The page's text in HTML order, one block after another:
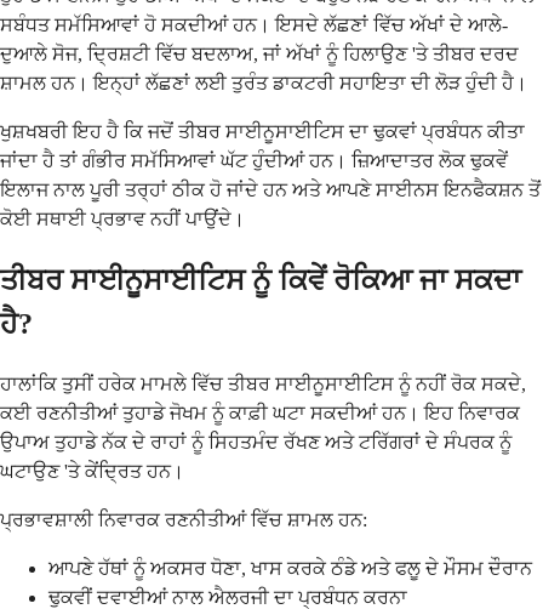
ਸਬੰਧਤ ਸਮੱਸਿਆਵਾਂ ਹੋ ਸਕਦੀਆਂ ਹਨ। ਇਸਦੇ ਲੱਛਣਾਂ ਵਿੱਚ ਅੱਖਾਂ ਦੇ ਆਲੇ-
ਦੁਆਲੇ ਸੋਜ, ਦ੍ਰਿਸ਼ਟੀ ਵਿੱਚ ਬਦਲਾਅ, ਜਾਂ ਅੱਖਾਂ ਨੂੰ ਹਿਲਾਉਣ 'ਤੇ ਤੀਬਰ ਦਰਦ
ਸ਼ਾਮਲ ਹਨ। ਇਨ੍ਹਾਂ ਲੱਛਣਾਂ ਲਈ ਤੁਰੰਤ ਡਾਕਟਰੀ ਸਹਾਇਤਾ ਦੀ ਲੋੜ ਹੁੰਦੀ ਹੈ।
ਖੁਸ਼ਖਬਰੀ ਇਹ ਹੈ ਕਿ ਜਦੋਂ ਤੀਬਰ ਸਾਈਨੂਸਾਈਟਿਸ ਦਾ ਢੁਕਵਾਂ ਪ੍ਰਬੰਧਨ ਕੀਤਾ
ਜਾਂਦਾ ਹੈ ਤਾਂ ਗੰਭੀਰ ਸਮੱਸਿਆਵਾਂ ਘੱਟ ਹੁੰਦੀਆਂ ਹਨ। ਜ਼ਿਆਦਾਤਰ ਲੋਕ ਢੁਕਵੇਂ
ਇਲਾਜ ਨਾਲ ਪੂਰੀ ਤਰ੍ਹਾਂ ਠੀਕ ਹੋ ਜਾਂਦੇ ਹਨ ਅਤੇ ਆਪਣੇ ਸਾਈਨਸ ਇਨਫੈਕਸ਼ਨ ਤੋਂ
ਕੋਈ ਸਥਾਈ ਪ੍ਰਭਾਵ ਨਹੀਂ ਪਾਉਂਦੇ।
ਤੀਬਰ ਸਾਈਨੂਸਾਈਟਿਸ ਨੂੰ ਕਿਵੇਂ ਰੋਕਿਆ ਜਾ ਸਕਦਾ
ਹੈ?
ਹਾਲਾਂਕਿ ਤੁਸੀਂ ਹਰੇਕ ਮਾਮਲੇ ਵਿੱਚ ਤੀਬਰ ਸਾਈਨੂਸਾਈਟਿਸ ਨੂੰ ਨਹੀਂ ਰੋਕ ਸਕਦੇ,
ਕਈ ਰਣਨੀਤੀਆਂ ਤੁਹਾਡੇ ਜੋਖਮ ਨੂੰ ਕਾਫ਼ੀ ਘਟਾ ਸਕਦੀਆਂ ਹਨ। ਇਹ ਨਿਵਾਰਕ
ਉਪਾਅ ਤੁਹਾਡੇ ਨੱਕ ਦੇ ਰਾਹਾਂ ਨੂੰ ਸਿਹਤਮੰਦ ਰੱਖਣ ਅਤੇ ਟਰਿੱਗਰਾਂ ਦੇ ਸੰਪਰਕ ਨੂੰ
ਘਟਾਉਣ 'ਤੇ ਕੇਂਦ੍ਰਿਤ ਹਨ।
ਪ੍ਰਭਾਵਸ਼ਾਲੀ ਨਿਵਾਰਕ ਰਣਨੀਤੀਆਂ ਵਿੱਚ ਸ਼ਾਮਲ ਹਨ:
ਆਪਣੇ ਹੱਥਾਂ ਨੂੰ ਅਕਸਰ ਧੋਣਾ, ਖਾਸ ਕਰਕੇ ਠੰਡੇ ਅਤੇ ਫਲੂ ਦੇ ਮੌਸਮ ਦੌਰਾਨ
ਢੁਕਵੀਂ ਦਵਾਈਆਂ ਨਾਲ ਐਲਰਜੀ ਦਾ ਪ੍ਰਬੰਧਨ ਕਰਨਾ